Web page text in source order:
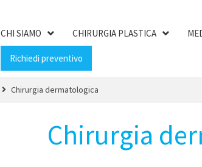
CHI SIAMO CHIRURGIA PLASTICA
Richiedi preventivo
Chirurgia dermatologica
Chirurgia